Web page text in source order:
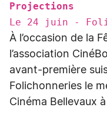
Projections
Le 24 juin -
À l’occasion de la
l’association
avant-première
Folichonneries le
Cinéma Bellevaux